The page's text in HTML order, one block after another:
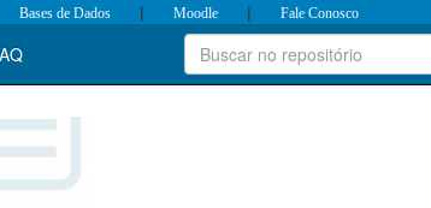
Bases de Dados | Moodle | Fale Conosco